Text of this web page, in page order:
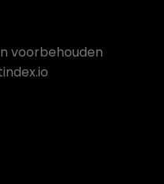
voorbehouden